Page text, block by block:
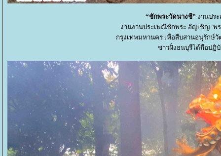
“ชักพระวัดนางชี” งานปร
งานงานประเพณีชักพระ อัญเชิญ ‘พ
กรุงเทพมหานคร เพื่อสืบสานอนุรัก
ชาวฝั่งธนบุรีได้ถือปฏิ